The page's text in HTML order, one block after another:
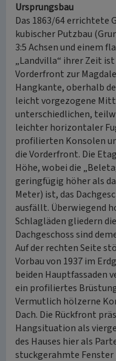
Ursprungsbau
Das 1863/64 errichtete
kubischer Putzbau
3:5 Achsen und einem
„Landvilla“ ihrer Zeit
Vorderfront zur
Hangkante, oberhalb
leicht vorgezogene
unterschiedlichen,
leichter horizontaler
profilierten Konsolen
die Vorderfront. Die
Höhe, wobei die
geringfügig höher als
Meter) ist, das
ausfällt. Überwiegend
Schlagläden gliedern
Dachgeschoss sind
Auf der rechten Seite
Vorbau von 1937 im
beiden Hauptfassaden
ein profiliertes
Vermutlich hölzerne
Dach. Die Rückfront
Hangsituation als
des Hauses hier als
stuckgerahmte Fenster